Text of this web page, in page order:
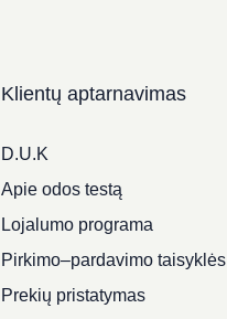
Klientų aptarnavimas
D.U.K
Apie odos testą
Lojalumo programa
Pirkimo–pardavimo taisyklės
Prekių pristatymas